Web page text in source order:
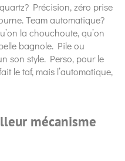
Précision, zéro prise
Team automatique?
la chouchoute, qu’on
bagnole. Pile ou
son style. Perso, pour le
le taf, mais l’automatique,
mécanisme